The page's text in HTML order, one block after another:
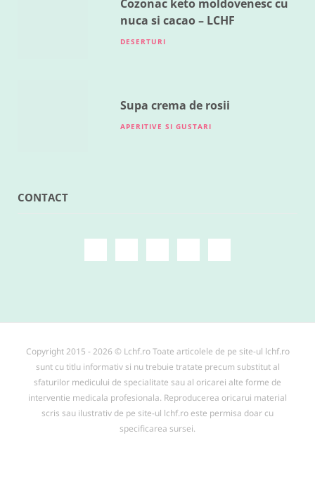
Cozonac keto moldovenesc cu
nuca si cacao – LCHF
DESERTURI
Supa crema de rosii
APERITIVE SI GUSTARI
CONTACT
Copyright 2015 - 2026 © Lchf.ro Toate articolele de pe site-ul lchf.ro
sunt cu titlu informativ si nu trebuie tratate precum substitut al
sfaturilor medicului de specialitate sau al oricarei alte forme de
interventie medicala profesionala. Reproducerea oricarui material
scris sau ilustrativ de pe site-ul lchf.ro este permisa doar cu
specificarea sursei.